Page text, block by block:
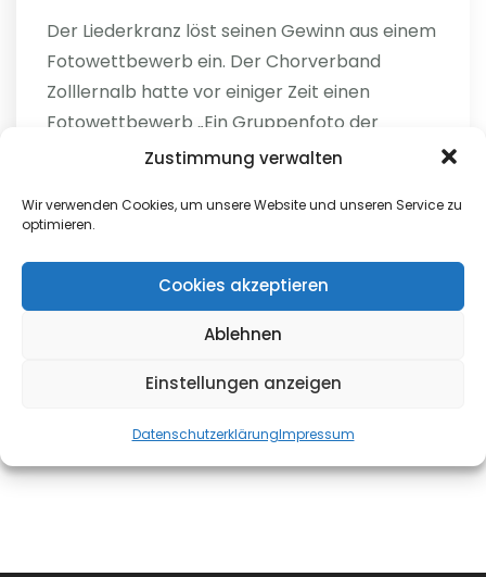
Zustimmung verwalten
Wir verwenden Cookies, um unsere Website und unseren Service zu
optimieren.
Cookies akzeptieren
Ablehnen
Einstellungen anzeigen
DatenschutzerklärungImpressum
Der Liederkranz löst seinen Gewinn aus einem
Fotowettbewerb ein. Der Chorverband
Zolllernalb hatte vor einiger Zeit einen
Fotowettbewerb „Ein Gruppenfoto der
anderen Art“ ausgerufen. Als Siegerpreis